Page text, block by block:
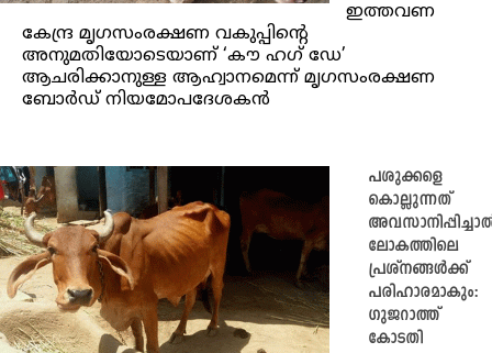
ഇത്തവണ
കേന്ദ്ര മൃഗസംരക്ഷണ വകുപ്പിന്റെ
അനുമതിയോടെയാണ് ‘കൗ ഹഗ് ഡേ’
ആചരിക്കാനുള്ള ആഹ്വാനമെന്ന് മൃഗസംരക്ഷണ
ബോര്‍ഡ് നിയമോപദേശകന്‍
പശുക്കളെ
കൊല്ലുന്നത്
ലോകത്തിലെ
പ്രശ്നങ്ങൾക്ക്
പരിഹാരമാകും:
ഗുജറാത്ത്
കോടതി